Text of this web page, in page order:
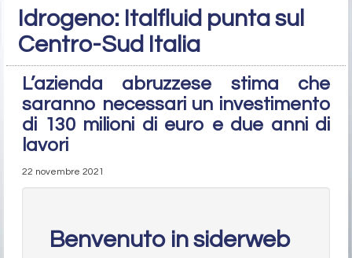
Idrogeno: Italfluid punta sul
Centro-Sud Italia
L’azienda abruzzese stima che
saranno necessari un investimento
di 130 milioni di euro e due anni di
lavori
22 novembre 2021
Benvenuto in siderweb